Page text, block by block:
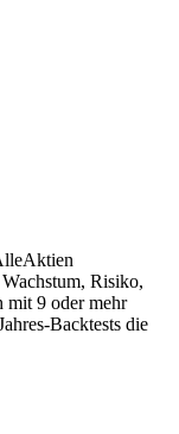
Risiko,
mit 9 oder mehr
Backtests die